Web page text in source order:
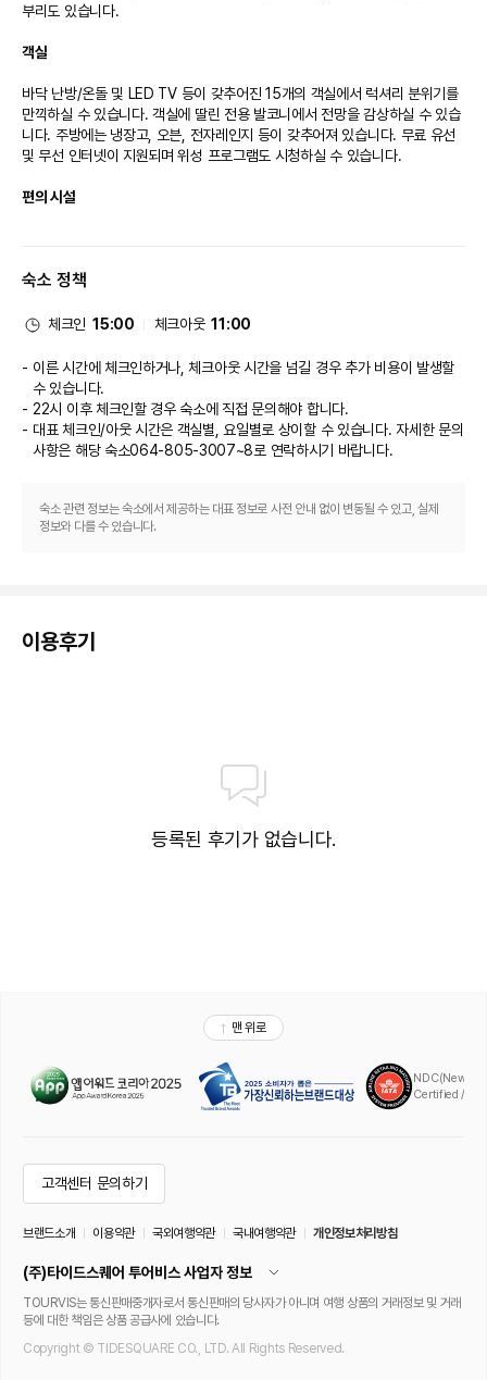
부리도 있습니다.
객실
바닥 난방/온돌 및 LED TV 등이 갖추어진 15개의 객실에서 럭셔리 분위기를
만끽하실 수 있습니다. 객실에 딸린 전용 발코니에서 전망을 감상하실 수 있습
니다. 주방에는 냉장고, 오븐, 전자레인지 등이 갖추어져 있습니다. 무료 유선
및 무선 인터넷이 지원되며 위성 프로그램도 시청하실 수 있습니다.
편의 시설
그릴도 마련되어 있습니다.
식당
아파트식 호텔에 있는 커피숍/카페에서는 간단하고 맛있는 음식을 맛보실 수
있으며 식료품점/편의점도 있어 편리하게 이용하실 수 있습니다.
비즈니스, 기타 편의시설
숙소 정책
체크인 15:00 체크아웃 11:00
이른 시간에 체크인하거나, 체크아웃 시간을 넘길 경우 추가 비용이 발생할
수 있습니다.
22시 이후 체크인할 경우 숙소에 직접 문의해야 합니다.
대표 체크인/아웃 시간은 객실별, 요일별로 상이할 수 있습니다. 자세한 문의
사항은 해당 숙소064-805-3007~8로 연락하시기 바랍니다.
숙소 관련 정보는 숙소에서 제공하는 대표 정보로 사전 안내 없이 변동될 수 있고, 실제
정보와 다를 수 있습니다.
이용후기
등록된 후기가 없습니다.